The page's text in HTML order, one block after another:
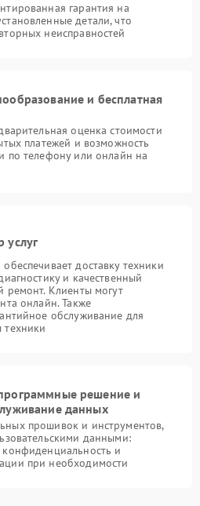
гарантия на
детали, что
неисправностей
и бесплатная
оценка стоимости
платежей и возможность
по телефону или онлайн на
услуг
доставку техники
и качественный
ремонт. Клиенты могут
онлайн. Также
обслуживание для
техники
решение и
данных
прошивок и инструментов,
данными:
и
при необходимости